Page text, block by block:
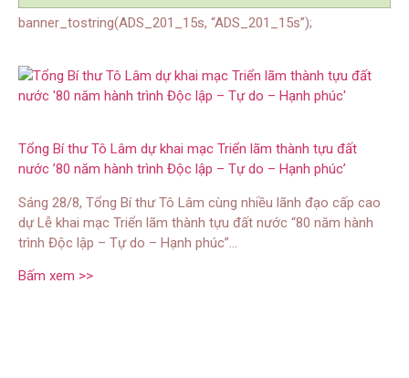
banner_tostring(ADS_201_15s, “ADS_201_15s”);
Tổng Bí thư Tô Lâm dự khai mạc Triển lãm thành tựu đất
nước ’80 năm hành trình Độc lập – Tự do – Hạnh phúc’
Sáng 28/8, Tổng Bí thư Tô Lâm cùng nhiều lãnh đạo cấp cao
dự Lễ khai mạc Triển lãm thành tựu đất nước “80 năm hành
trình Độc lập – Tự do – Hạnh phúc”…
Bấm xem >>